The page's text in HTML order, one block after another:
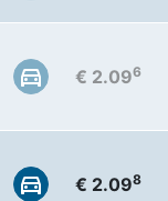
€ 2.096
€ 2.098